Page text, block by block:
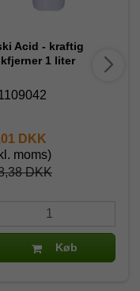
Acid - kraftig
1 liter
DKK
DKK
moms)
Køb